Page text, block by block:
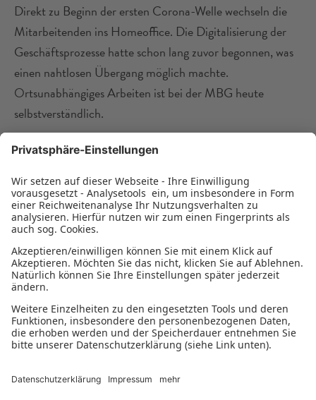
Direkt zu Beginn der ersten Corona-Welle wechseln die
Mitarbeitenden ins Homeoffice. Die Digitalisierung der
Geschäftsprozesse hatte schon lang zuvor begonnen, was
einen nahtlosen Übergang möglich machte.
Ortsunabhängiges Arbeiten ist bei der MBG heute
selbstverständlich.
August 2020
Als Intermediär eines speziell eingerichteten Corona-
Hilfsfonds prüft und entscheidet die MBG über
Förderanträge sächsischer Start-ups. Der im Sommer
2020 aufgelegte Fonds wurde bis Ende 2021 verlängert
und auf 40 Mio. Euro aufgestockt. Er wurde co-finanziert
durch den Bund über die Kreditanstalt für Wiederaufbau
(KfW), den Freistaat Sachsen über die Sächsische
Aufbaubank (SAB) und die MBG.